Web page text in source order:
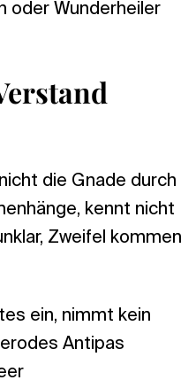
oder Wunderheiler
die Gnade durch
kennt nicht
Zweifel kommen
ein, nimmt kein
Antipas